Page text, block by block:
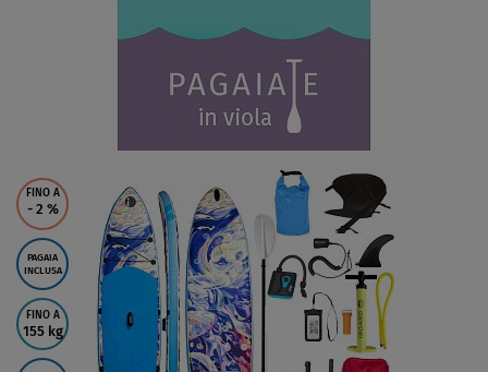
FINO A
- 2 %
PAGAIA
INCLUSA
FINO A
155 kg